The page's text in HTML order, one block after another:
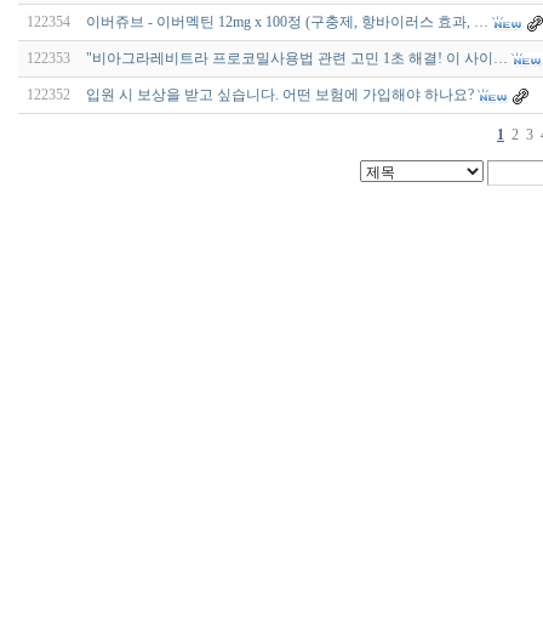
122354 이버쥬브 - 이버멕틴 12mg x 100정 (구충제, 항바이러스 효과, …
122353 "비아그라레비트라 프로코밀사용법 관련 고민 1초 해결! 이 사이…
122352 입원 시 보상을 받고 싶습니다. 어떤 보험에 가입해야 하나요?
1 2 3